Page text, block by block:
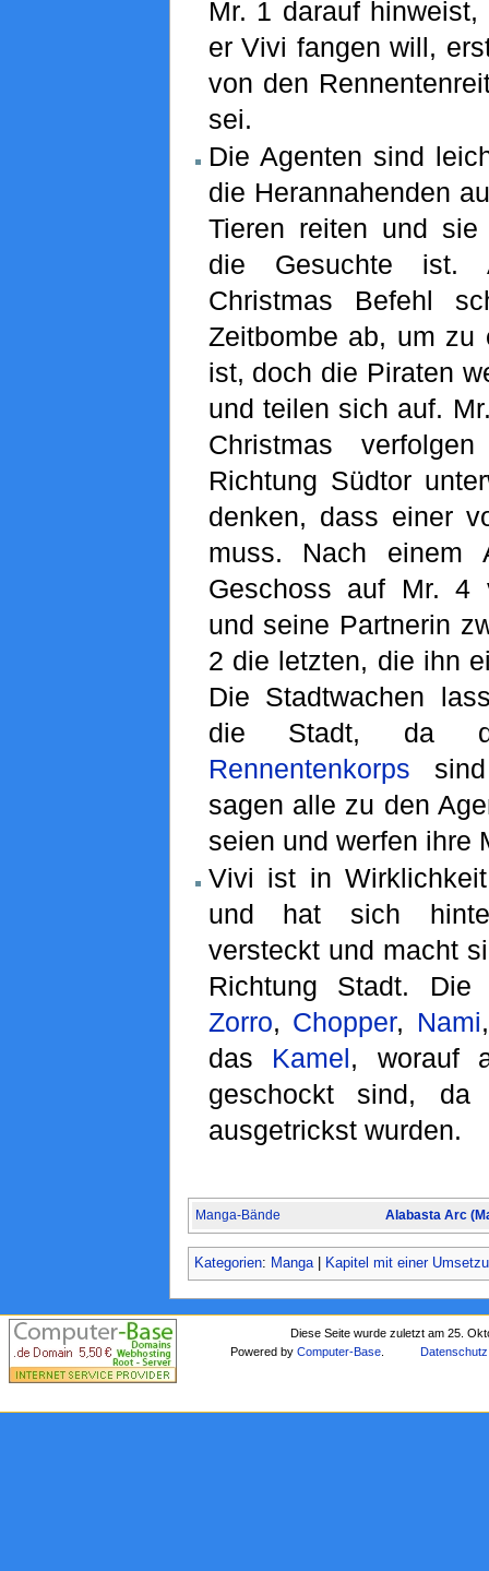
Mr. 1 darauf
er Vivi fangen will,
von den
sei.
Die Agenten sind
die Herannahenden
Tieren reiten und
die Gesuchte ist.
Christmas Befehl
Zeitbombe ab, um zu
ist, doch die Piraten
und teilen sich auf.
Christmas
Richtung Südtor
denken, dass einer
muss. Nach einem
Geschoss auf Mr. 4
und seine Partnerin
2 die letzten, die ihn
Die Stadtwachen
die Stadt, da
Rennentenkorps
sagen alle zu den
seien und werfen ihre
Vivi ist in
und hat sich
versteckt und macht
Richtung Stadt. Die
Zorro, Chopper, Nami
das Kamel, worauf
geschockt sind, da
ausgetrickst wurden.
Manga-Bände Alabasta Arc
Kategorien: Manga| Kapitel mit einer
Diese Seite wurde zuletzt am 25.
Powered byComputer-Base Datenschutz